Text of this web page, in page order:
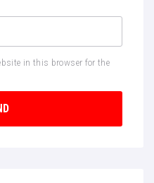
in this browser for the